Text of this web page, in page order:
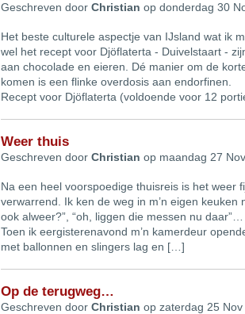
Geschreven door Christian op donderdag 30
Het beste culturele aspectje van IJsland wat ik
wel het recept voor Djöflaterta - Duivelstaart -
aan chocolade en eieren. Dé manier om de
komen is een flinke overdosis aan endorfinen.
Recept voor Djöflaterta (voldoende voor 12
Weer thuis
Geschreven door Christian op maandag 27
Na een heel voorspoedige thuisreis is het weer
verwarrend. Ik ken de weg in m’n eigen keuken
ook alweer?”, “oh, liggen die messen nu daar”…
Toen ik eergisterenavond m’n kamerdeur
met ballonnen en slingers lag en […]
Op de terugweg…
Geschreven door Christian op zaterdag 25